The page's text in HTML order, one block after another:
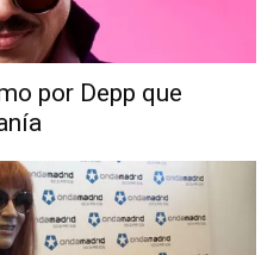
por Depp que